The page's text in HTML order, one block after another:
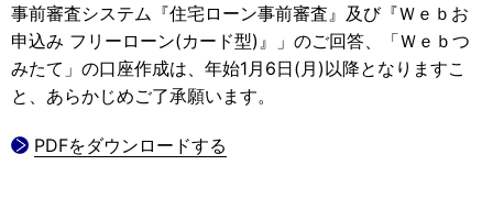
事前審査システム『住宅ローン事前審査』及び『Ｗｅｂお
申込み フリーローン(カード型)』」のご回答、「Ｗｅｂつ
みたて」の口座作成は、年始1月6日(月)以降となりますこ
と、あらかじめご了承願います。
PDFをダウンロードする